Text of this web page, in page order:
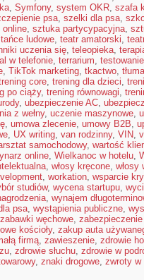
, Symfony, system OKR, szafa
psa, szelki dla psa,
online, sztuka partycypacyjna,
tańce ludowe, teatr amatorski,
uczenia się, teleopieka,
w telefonie, terrarium,
, TikTok marketing, tkactwo,
core, trening dla dzieci,
po ciąży, trening równowagi,
, ubezpieczenie AC,
z wełny, uczenie maszynowe,
, umowa zlecenie, umowy B2B,
, UX writing, van rodzinny, VIN,
samochodowy, wartość
online, Wielkanoc w hotelu,
, włosy kręcone, włosy
, workation, wsparcie
studiów, wycena startupu,
, wynajem
psa, wystąpienia publiczne,
zabawki węchowe,
kościoły, zakup auta
firmą, zawieszenie, zdrowie
, zdrowie słuchu, zdrowie w
, znaki drogowe, zwroty w